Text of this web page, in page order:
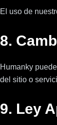
El uso de
8.
Humanky
del sitio o
9. Ley